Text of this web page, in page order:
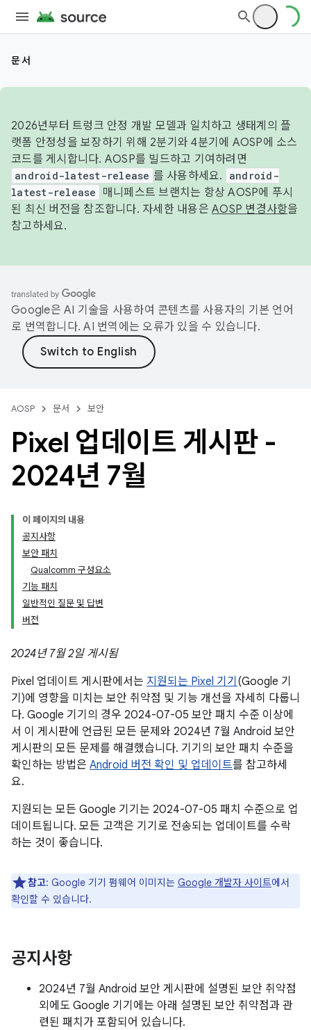
문서
2026년부터 트렁크 안정 개발 모델과 일치하고 생태계의 플
랫폼 안정성을 보장하기 위해 2분기와 4분기에 AOSP에 소스
코드를 게시합니다. AOSP를 빌드하고 기여하려면
android-latest-release 를 사용하세요.
android-
latest-release
매니페스트 브랜치는 항상 AOSP에 푸시
된 최신 버전을 참조합니다. 자세한 내용은 AOSP 변경사항을
참고하세요.
Google은 AI 기술을 사용하여 콘텐츠를 사용자의 기본 언어
로 번역합니다. AI 번역에는 오류가 있을 수 있습니다.
AOSP 문서 보안
Pixel 업데이트 게시판 -
2024년 7월
이 페이지의 내용
공지사항
보안 패치
Qualcomm 구성요소
기능 패치
일반적인 질문 및 답변
버전
2024년 7월 2일 게시됨
Pixel 업데이트 게시판에서는 지원되는 Pixel 기기 (Google 기
기)에 영향을 미치는 보안 취약점 및 기능 개선을 자세히 다룹니
다. Google 기기의 경우 2024-07-05 보안 패치 수준 이상에
서 이 게시판에 언급된 모든 문제와 2024년 7월 Android 보안
게시판의 모든 문제를 해결했습니다. 기기의 보안 패치 수준을
확인하는 방법은 Android 버전 확인 및 업데이트를 참고하세
요.
지원되는 모든 Google 기기는 2024-07-05 패치 수준으로 업
데이트됩니다. 모든 고객은 기기로 전송되는 업데이트를 수락
하는 것이 좋습니다.
참고: Google 기기 펌웨어 이미지는 Google 개발자 사이트에서
확인할 수 있습니다.
공지사항
2024년 7월 Android 보안 게시판에 설명된 보안 취약점
외에도 Google 기기에는 아래 설명된 보안 취약점과 관
련된 패치가 포함되어 있습니다.